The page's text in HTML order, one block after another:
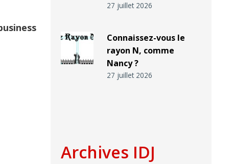
27 juillet 2026
Connaissez-vous le
rayon N, comme
Nancy ?
27 juillet 2026
Archives IDJ